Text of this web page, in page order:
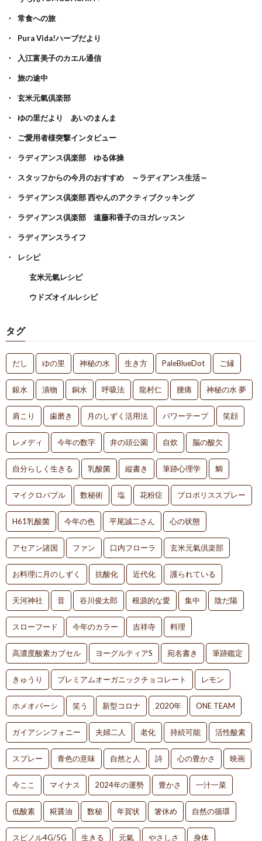
常食への旅
Pura Vida!ハーブだより
入江富美子のカエル通信
旅の途中
玄米元氣倶楽部
ゆの里だより あいのまんま
ご愛用者様突撃インタビュー
ラディアンス倶楽部 ゆる体操
スタッフからの今月のおすすめ ～ラディアンス生活～
ラディアンス倶楽部 西やんのアクティブクッキング
ラディアンス倶楽部 遠藤和香子のヨガレッスン
ラディアンスライフ
レシピ
玄米元氣レシピ
ウドズオイルレシピ
タグ
だし ゆの里 神秘の水 生き方 PaleBlueDot ご縁
銀水 漬物 銅水 呼吸法 龍村仁 腰痛 神秘の水 夢
肩こり 歯磨き 月のしずく活用法 パワーテープ 笑顔
レメディ 今年の数字 井の頭公園 自炊 脳の酸欠
自分らしく生きる 乳酸菌 縦書き 筆跡心理学 鯛
マイクロバブル 数秘術 塩 花粉症 プロポリススプレー
H61乳酸菌 今年の色 平尾誠二さん 心の状態
アセアン諸国 ファン 口内フローラ 玄米元氣倶楽部
お料理に月のしずく 抗酸化 近代化 護られている
天河神社 音 谷川俊太郎 根源的な愛 集中 陰だ陽
スローフード 今年のカラー 吉祥寺 料理
高濃度酸素カプセル ヨーグルティアS 宛名書き 筆跡鑑定
きゅうり プレミアムオーガニックチョコレート レモン
ホメオパーシ 笑う 新型コロナ 2020年 ONE TEAM
ガイアシンフォニー 夫婦二人 老化 持続可能 活性酸素
スプレー 青色の意味 自然と人 詩 心の豊かさ 映画
今ここ マイナス 2024年の運勢 豊かさ 一汁一菜
低酸素 糀醤油 数秘 年賀状 箸休め 自然の循環
スピノル4G/5G 生きる 元氣 やさしさ 身体